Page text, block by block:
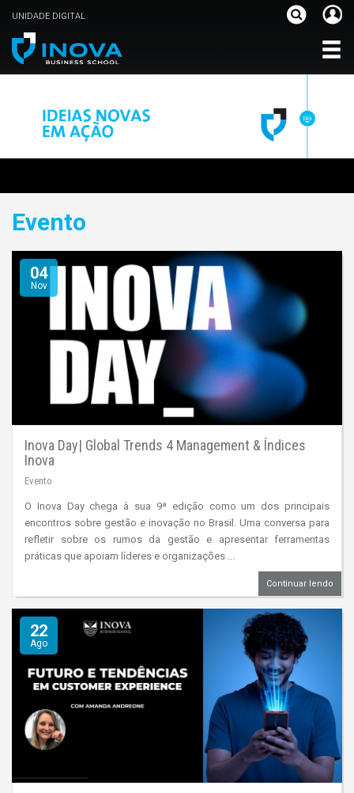
UNIDADE DIGITAL
Evento
04
Nov
Inova Day| Global Trends 4 Management & Índices
Inova
Evento
O Inova Day chega à sua 9ª edição como um dos principais
encontros sobre gestão e inovação no Brasil. Uma conversa para
refletir sobre os rumos da gestão e apresentar ferramentas
práticas que apoiam líderes e organizações ...
Continuar lendo
22
Ago